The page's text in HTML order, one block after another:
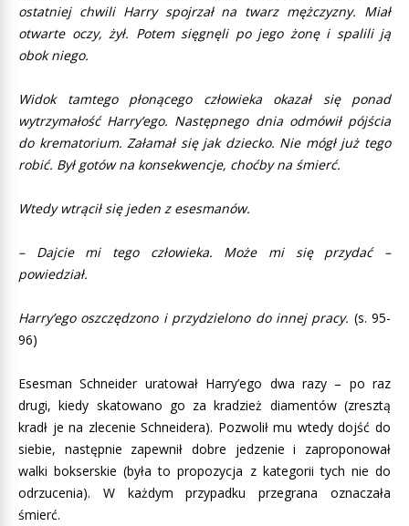
ostatniej chwili Harry spojrzał na twarz mężczyzny. Miał
otwarte oczy, żył. Potem sięgnęli po jego żonę i spalili ją
obok niego.
Widok tamtego płonącego człowieka okazał się ponad
wytrzymałość Harry’ego. Następnego dnia odmówił pójścia
do krematorium. Załamał się jak dziecko. Nie mógł już tego
robić. Był gotów na konsekwencje, choćby na śmierć.
Wtedy wtrącił się jeden z esesmanów.
– Dajcie mi tego człowieka. Może mi się przydać –
powiedział.
Harry’ego oszczędzono i przydzielono do innej pracy. (s. 95-
96)
Esesman Schneider uratował Harry’ego dwa razy – po raz
drugi, kiedy skatowano go za kradzież diamentów (zresztą
kradł je na zlecenie Schneidera). Pozwolił mu wtedy dojść do
siebie, następnie zapewnił dobre jedzenie i zaproponował
walki bokserskie (była to propozycja z kategorii tych nie do
odrzucenia). W każdym przypadku przegrana oznaczała
śmierć.